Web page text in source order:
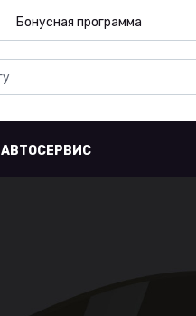
Бонусная программа
АВТОСЕРВИС